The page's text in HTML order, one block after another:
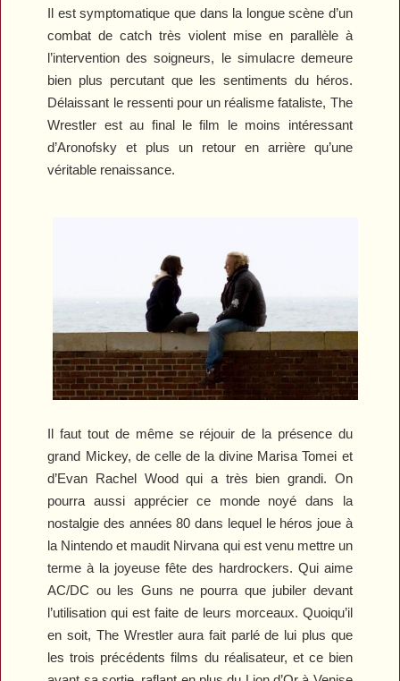
Il est symptomatique que dans la longue scène d’un
combat de catch très violent mise en parallèle à
l’intervention des soigneurs, le simulacre demeure
bien plus percutant que les sentiments du héros.
Délaissant le ressenti pour un réalisme fataliste, The
Wrestler est au final le film le moins intéressant
d’Aronofsky et plus un retour en arrière qu’une
véritable renaissance.
Il faut tout de même se réjouir de la présence du
grand Mickey, de celle de la divine Marisa Tomei et
d’Evan Rachel Wood qui a très bien grandi. On
pourra aussi apprécier ce monde noyé dans la
nostalgie des années 80 dans lequel le héros joue à
la Nintendo et maudit Nirvana qui est venu mettre un
terme à la joyeuse fête des hardrockers. Qui aime
AC/DC ou les Guns ne pourra que jubiler devant
l’utilisation qui est faite de leurs morceaux. Quoiqu’il
en soit, The Wrestleraura fait parlé de lui plus que
les trois précédents films du réalisateur, et ce bien